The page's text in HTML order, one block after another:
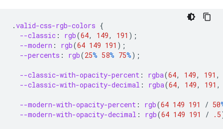
.valid-css-rgb-colors {
--classic : rgb(64, 149, 191 );
--modern : rgb(64 149 191 );
--percents : rgb(25% 58% 75%);
--classic-with-opacity-percent : rgba(64, 149, 191 ,
--classic-with-opacity-decimal : rgba(64, 149, 191 ,
--modern-with-opacity-percent : rgb(64 149 191 / 50
--modern-with-opacity-decimal : rgb(64 149 191 / .5